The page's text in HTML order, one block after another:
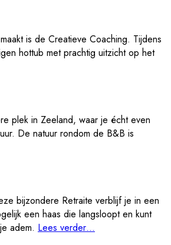
is de Creatieve Coaching. Tijdens
hottub met prachtig uitzicht op het
plek in Zeeland, waar je écht even
De natuur rondom de B&B is
bijzondere Retraite verblijf je in een
een haas die langsloopt en kunt
adem. Lees verder…